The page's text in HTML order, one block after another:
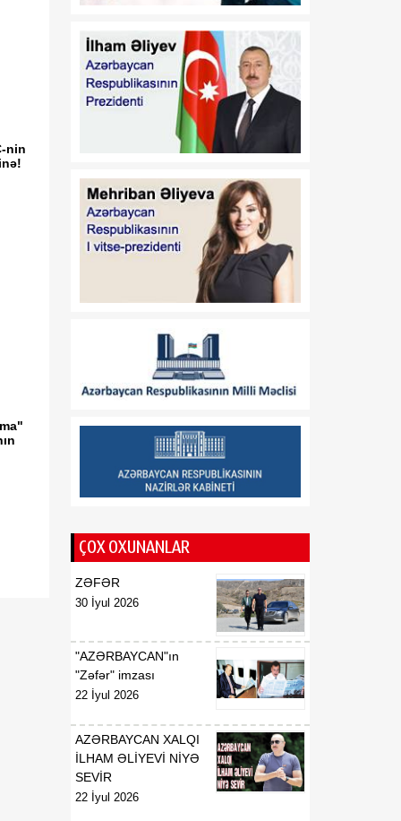
nin
Azərbaycan
14 iyul tarixli 449-VIIQD
nömrəli Qanununun tətbiqi
və bununla əlaqədar bəzi
məsələlərin tənzimlənməsi
İnvestisiya Forumunun
Təşkilat Komitəsinin
yaradılması haqqında
08 Avqust
Respublikasının Elm və
Təhsil və Elm Nazirliyi
arasında illik təhsil
kvotalarının qarşılıqlı
ayrılması haqqında
01:04
08 Avqust
BİLDİRİŞ 00:57
Azərbaycanın xarici
siyasətinin əsasında milli
dayanır
07 Avqust
Azərbaycan
diplomatiyasının növbəti
zəfəri idi
18:23
Tarixi Vaşinqton görüşü:
ABŞ-Azərbaycan
əlaqələrində və Cənubi
Qafqazın sülh
18:22
07 Avqust
ÇOX OXUNANLAR
ZƏFƏR
30 İyul 2026
"AZƏRBAYCAN"ın
"Zəfər" imzası
22 İyul 2026
AZƏRBAYCAN XALQI
İLHAM ƏLİYEVİ NİYƏ
SEVİR
22 İyul 2026